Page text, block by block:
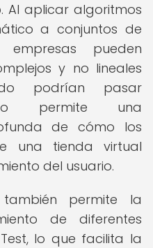
Al aplicar algoritmos
a conjuntos de
pueden
y no lineales
podrían pasar
permite una
de cómo los
una tienda virtual
del usuario.
también permite la
de diferentes
lo que facilita la